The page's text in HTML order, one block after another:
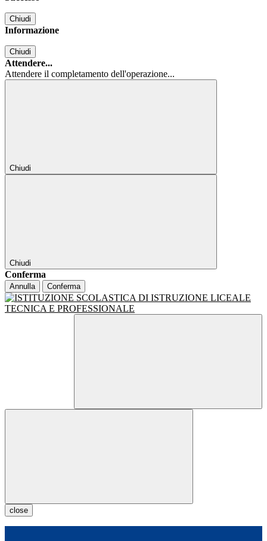
Chiudi
Informazione
Chiudi
Attendere...
Attendere il completamento dell'operazione...
Chiudi
Chiudi
Conferma
Annulla Conferma
close